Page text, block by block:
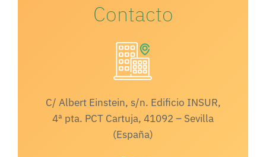
Contacto
C/ Albert Einstein, s/n. Edificio INSUR,
4ª pta. PCT Cartuja, 41092 – Sevilla
(España)